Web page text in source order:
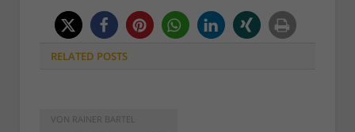
RELATED POSTS
VON RAINER BARTEL